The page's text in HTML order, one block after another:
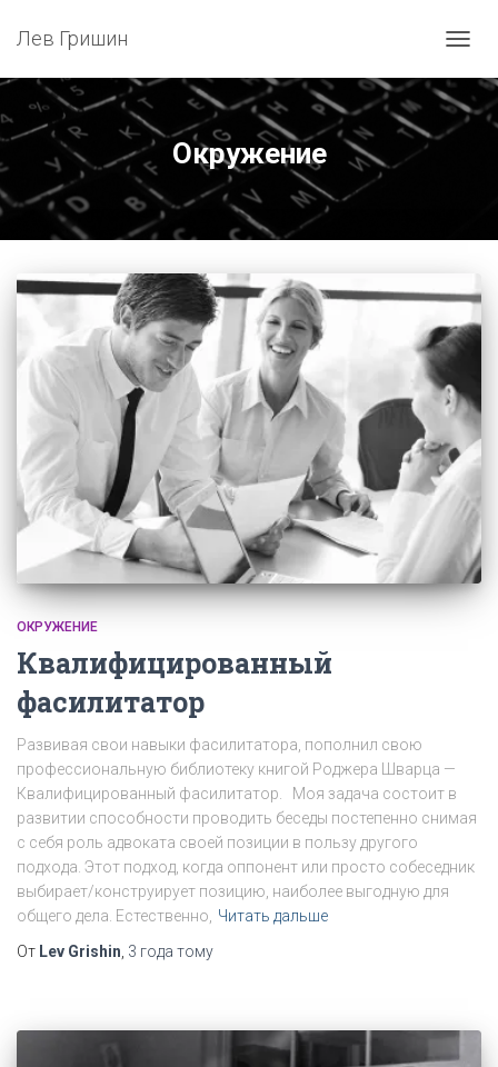
Лев Гришин
Окружение
ОКРУЖЕНИЕ
Квалифицированный
фасилитатор
Развивая свои навыки фасилитатора, пополнил свою
профессиональную библиотеку книгой Роджера Шварца —
Квалифицированный фасилитатор. Моя задача состоит в
развитии способности проводить беседы постепенно снимая
с себя роль адвоката своей позиции в пользу другого
подхода. Этот подход, когда оппонент или просто собеседник
выбирает/конструирует позицию, наиболее выгодную для
общего дела. Естественно,
Читать дальше
От Lev Grishin 3 года тому